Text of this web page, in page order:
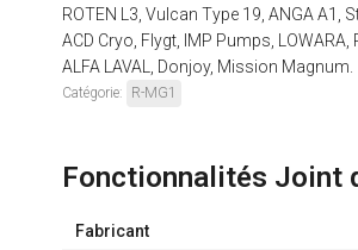
ROTEN L3, Vulcan Type 19, ANGA A1,
ACD Cryo, Flygt, IMP Pumps,
ALFA LAVAL, Donjoy, Mission Magnum.
Catégorie: R-MG1
Fonctionnalités Joint
Fabricant